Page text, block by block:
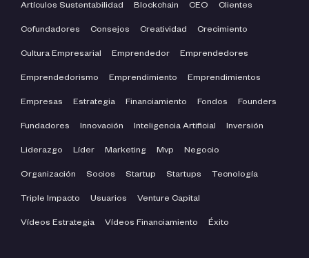
Artículos Sustentabilidad Blockchain CEO Clientes
Cofundadores Consejos Creatividad Crecimiento
Cultura Empresarial Emprendedor Emprendedores
Emprendedorismo Emprendimiento Emprendimientos
Empresas Estrategia Financiamiento Fondos Founders
Fundadores Innovación Inteligencia Artificial Inversión
Liderazgo Líder Marketing Mvp Negocio
Organización Socios Startup Startups Tecnología
Triple Impacto Usuarios Venture Capital
Vídeos Estrategia Vídeos Financiamiento Éxito